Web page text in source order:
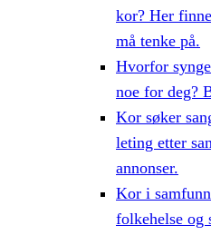
kor? Her
må tenke på.
Hvorfor
noe for deg?
Kor søker
leting etter
annonser.
Kor i
folkehelse og